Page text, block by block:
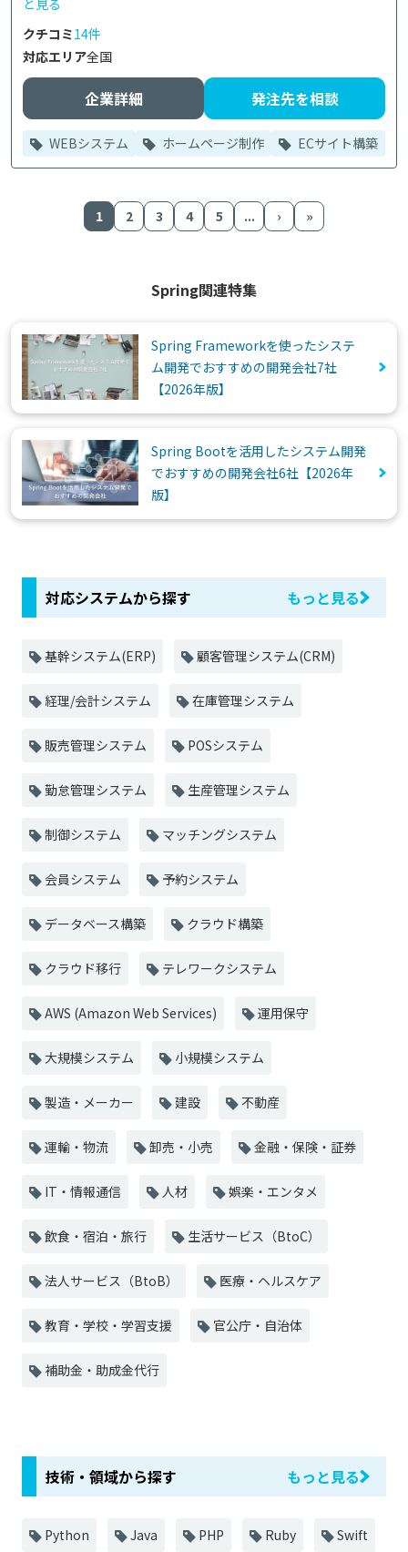
と見る
クチコミ14件
対応エリア全国
企業詳細 発注先を相談
WEBシステム ホームページ制作 ECサイト構築
1 2 3 4 5 ... › »
Spring関連特集
Spring Frameworkを使ったシステ
ム開発でおすすめの開発会社7社
【2026年版】
Spring Bootを活用したシステム開発
でおすすめの開発会社6社【2026年
版】
対応システムから探す もっと見る
基幹システム(ERP) 顧客管理システム(CRM)
経理/会計システム 在庫管理システム
販売管理システム POSシステム
勤怠管理システム 生産管理システム
制御システム マッチングシステム
会員システム 予約システム
データベース構築 クラウド構築
クラウド移行 テレワークシステム
AWS (Amazon Web Services) 運用保守
大規模システム 小規模システム
製造・メーカー 建設 不動産
運輸・物流 卸売・小売 金融・保険・証券
IT・情報通信 人材 娯楽・エンタメ
飲食・宿泊・旅行 生活サービス（BtoC）
法人サービス（BtoB） 医療・ヘルスケア
教育・学校・学習支援 官公庁・自治体
補助金・助成金代行
技術・領域から探す もっと見る
Python Java PHP Ruby Swift